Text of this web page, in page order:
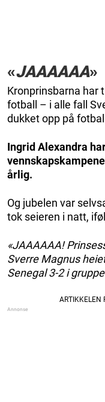
«JAAAAAA»
Kronprinsbarna har
fotball – i alle fall
dukket opp på
Ingrid Alexandra
årlig.
Og jubelen var
tok seieren i natt,
«JAAAAAA!
Sverre Magnus
Senegal 3-2 i